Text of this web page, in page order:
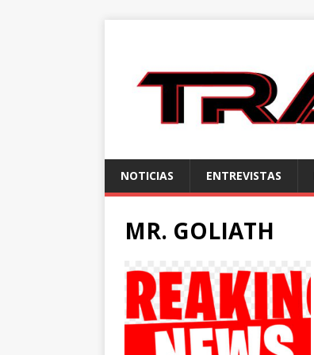
NOTICIAS ENTREVISTAS
MR. GOLIATH